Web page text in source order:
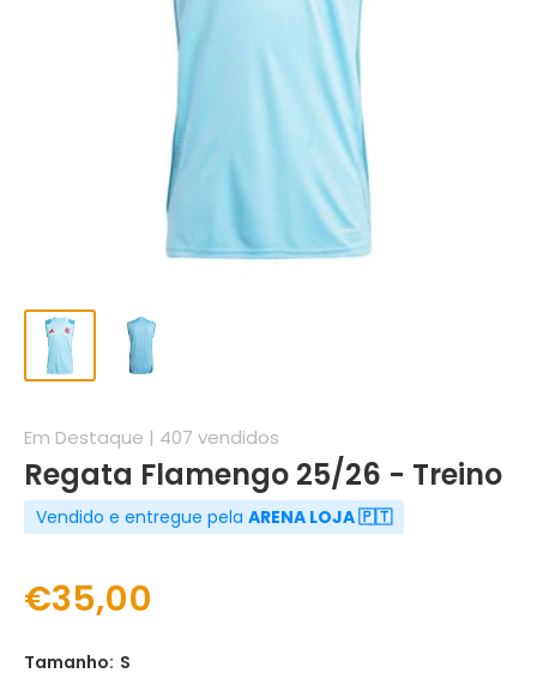
Em Destaque | 407 vendidos
Regata Flamengo 25/26 - Treino
Vendido e entregue pela ARENA LOJA 🇵🇹
€35,00
Tamanho: S